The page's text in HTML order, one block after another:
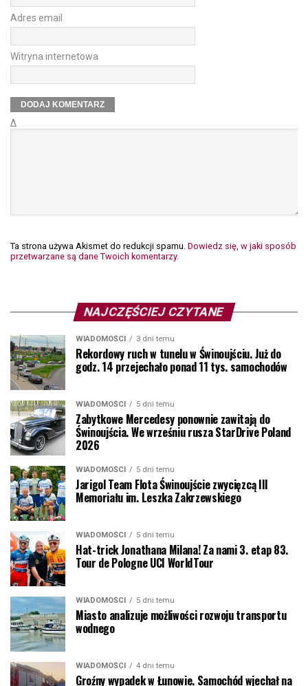
Adres email
Witryna internetowa
Δ
Ta strona używa Akismet do redukcji spamu. Dowiedz się, w jaki sposób
przetwarzane są dane Twoich komentarzy.
NAJCZĘŚCIEJ CZYTANE
WIADOMOŚCI 3 dni temu
Rekordowy ruch w tunelu w Świnoujściu. Już do
godz. 14 przejechało ponad 11 tys. samochodów
WIADOMOŚCI 5 dni temu
Zabytkowe Mercedesy ponownie zawitają do
Świnoujścia. We wrześniu rusza StarDrive Poland
2026
WIADOMOŚCI 5 dni temu
Jarigol Team Flota Świnoujście zwycięzcą III
Memoriału im. Leszka Zakrzewskiego
WIADOMOŚCI 5 dni temu
Hat-trick Jonathana Milana! Za nami 3. etap 83.
Tour de Pologne UCI WorldTour
WIADOMOŚCI 5 dni temu
Miasto analizuje możliwości rozwoju transportu
wodnego
WIADOMOŚCI 4 dni temu
Groźny wypadek w Łunowie. Samochód wjechał na